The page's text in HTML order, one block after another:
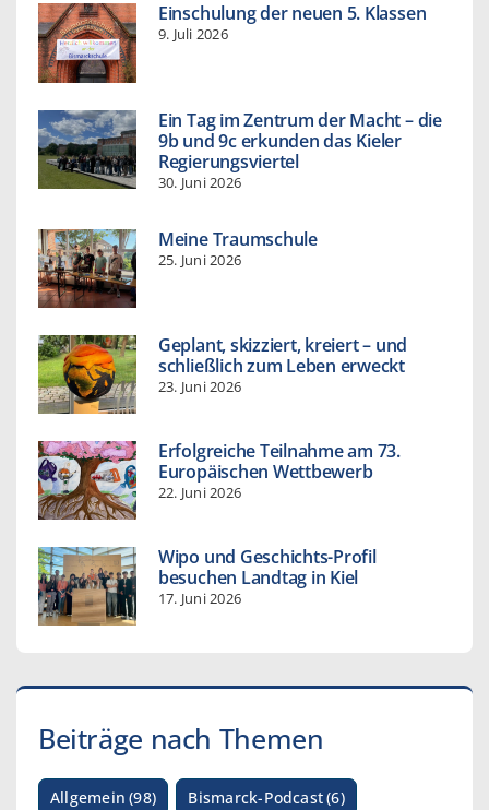
Einschulung der neuen 5. Klassen
9. Juli 2026
Ein Tag im Zentrum der Macht – die
9b und 9c erkunden das Kieler
Regierungsviertel
30. Juni 2026
Meine Traumschule
25. Juni 2026
Geplant, skizziert, kreiert – und
schließlich zum Leben erweckt
23. Juni 2026
Erfolgreiche Teilnahme am 73.
Europäischen Wettbewerb
22. Juni 2026
Wipo und Geschichts-Profil
besuchen Landtag in Kiel
17. Juni 2026
Beiträge nach Themen
Allgemein (98) Bismarck-Podcast(6)